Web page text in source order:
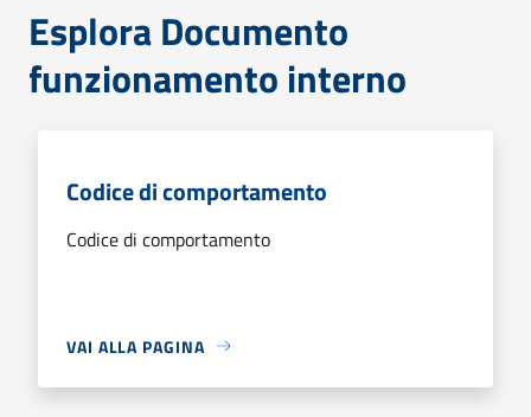
Esplora Documento
funzionamento interno
Codice di comportamento
Codice di comportamento
VAI ALLA PAGINA